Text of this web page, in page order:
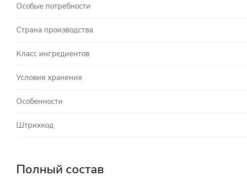
Особые потребности
Страна производства
Класс ингредиентов
Условия хранения
Особенности
Штрихкод
Полный состав